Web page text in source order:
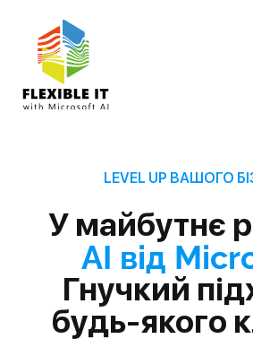
LEVEL UP ВАШОГО
У майбутнє
АІ від
Гнучкий
будь-якого